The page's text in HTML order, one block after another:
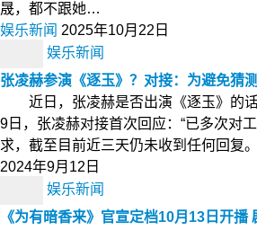
晟，都不跟她…
娱乐新闻 2025年10月22日
娱乐新闻
张凌赫参演《逐玉》？对接：为避免猜
近日，张凌赫是否出演《逐玉》的话
9日，张凌赫对接首次回应：“已多次对
求，截至目前近三天仍未收到任何回
2024年9月12日
娱乐新闻
《为有暗香来》官宣定档10月13日开播